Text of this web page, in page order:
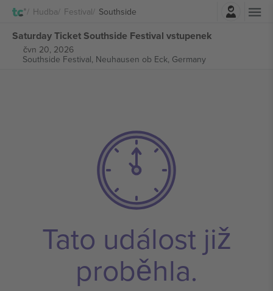
Hudba Festival Southside
Saturday Ticket Southside Festival vstupenek
čvn 20, 2026
Southside Festival, Neuhausen ob Eck, Germany
Tato událost již
proběhla.